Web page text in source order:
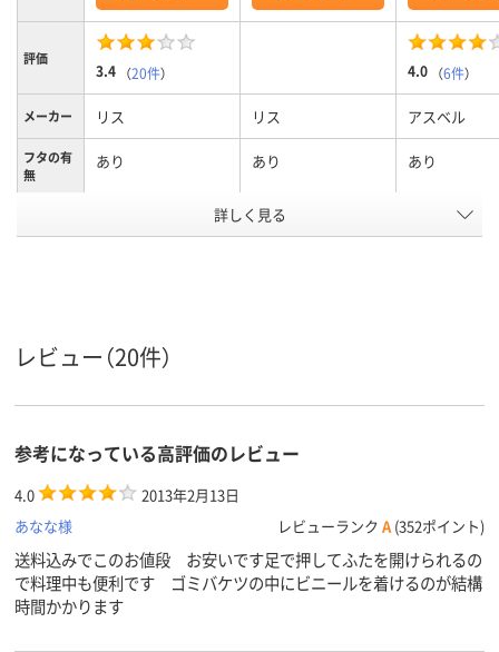
評価
3.4 （20件） 4.0 （6件）
メーカー リス リス アスベル
フタの有
無
あり あり あり
ブルー系 ブラウン系
アスクル
詳しく見る
レビュー（20件）
参考になっている高評価のレビュー
4.0
2013年2月13日
あなな様
レビューランク A (352ポイント)
送料込みでこのお値段 お安いです足で押してふたを開けられるの
で料理中も便利です ゴミバケツの中にビニールを着けるのが結構
時間かかります